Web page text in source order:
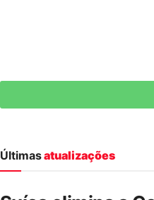
Últimasatualizações